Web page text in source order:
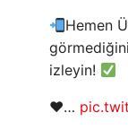
Hemen
izleyin!
♥️…